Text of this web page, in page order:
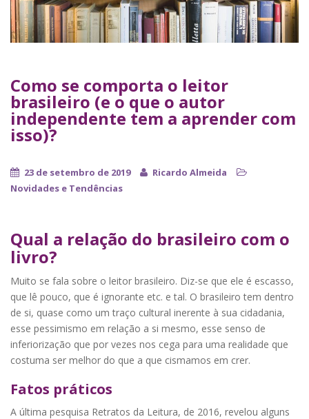
Como se comporta o leitor
brasileiro (e o que o autor
independente tem a aprender com
isso)?
23 de setembro de 2019
Ricardo Almeida
Novidades e Tendências
Qual a relação do brasileiro com o
livro?
Muito se fala sobre o leitor brasileiro. Diz-se que ele é escasso,
que lê pouco, que é ignorante etc. e tal. O brasileiro tem dentro
de si, quase como um traço cultural inerente à sua cidadania,
esse pessimismo em relação a si mesmo, esse senso de
inferiorização que por vezes nos cega para uma realidade que
costuma ser melhor do que a que cismamos em crer.
Fatos práticos
A última pesquisa Retratos da Leitura, de 2016, revelou alguns